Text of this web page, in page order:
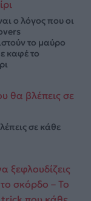
ο λόγος που οι
το μαύρο
καφέ το
σε κάθε